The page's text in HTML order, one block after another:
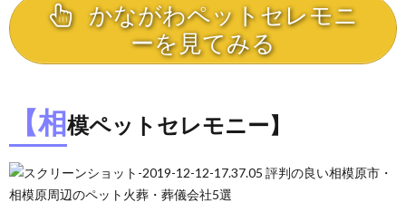
かながわペットセレモニ
ーを見てみる
【相模ペットセレモニー】